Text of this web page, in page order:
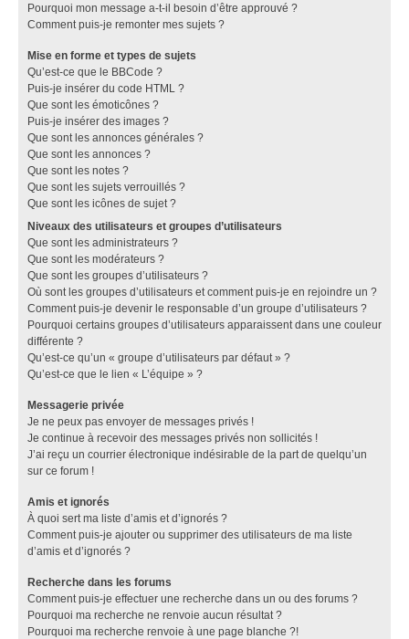
Pourquoi mon message a-t-il besoin d’être approuvé ?
Comment puis-je remonter mes sujets ?
Mise en forme et types de sujets
Qu’est-ce que le BBCode ?
Puis-je insérer du code HTML ?
Que sont les émoticônes ?
Puis-je insérer des images ?
Que sont les annonces générales ?
Que sont les annonces ?
Que sont les notes ?
Que sont les sujets verrouillés ?
Que sont les icônes de sujet ?
Niveaux des utilisateurs et groupes d’utilisateurs
Que sont les administrateurs ?
Que sont les modérateurs ?
Que sont les groupes d’utilisateurs ?
Où sont les groupes d’utilisateurs et comment puis-je en rejoindre un ?
Comment puis-je devenir le responsable d’un groupe d’utilisateurs ?
Pourquoi certains groupes d’utilisateurs apparaissent dans une couleur
différente ?
Qu’est-ce qu’un « groupe d’utilisateurs par défaut » ?
Qu’est-ce que le lien « L’équipe » ?
Messagerie privée
Je ne peux pas envoyer de messages privés !
Je continue à recevoir des messages privés non sollicités !
J’ai reçu un courrier électronique indésirable de la part de quelqu’un
sur ce forum !
Amis et ignorés
À quoi sert ma liste d’amis et d’ignorés ?
Comment puis-je ajouter ou supprimer des utilisateurs de ma liste
d’amis et d’ignorés ?
Recherche dans les forums
Comment puis-je effectuer une recherche dans un ou des forums ?
Pourquoi ma recherche ne renvoie aucun résultat ?
Pourquoi ma recherche renvoie à une page blanche ?!